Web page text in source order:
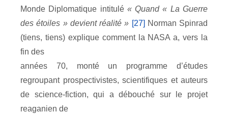
Monde Diplomatique intitulé « Quand « La Guerre
des étoiles » devient réalité » [27] Norman Spinrad
(tiens, tiens) explique comment la NASA a, vers la
fin des
années 70, monté un programme d’études
regroupant prospectivistes, scientifiques et auteurs
de science-fiction, qui a débouché sur le projet
reaganien de